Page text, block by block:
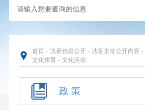
首页 - 政府信息公开 - 法定主动公开内容 -
文化体育 - 文化活动
政 策